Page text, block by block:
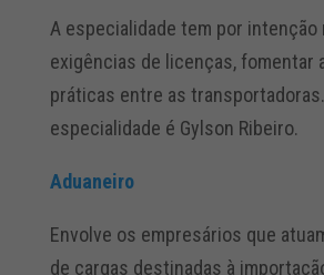
A especialidade tem por intenção
exigências de licenças, fomentar
práticas entre as
especialidade é Gylson Ribeiro.
Aduaneiro
Envolve os empresários que
de cargas destinadas à